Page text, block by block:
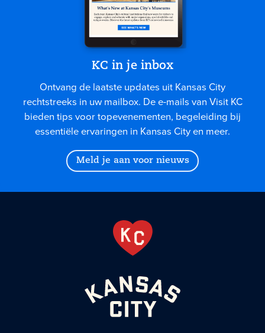
KC in je inbox
Ontvang de laatste updates uit Kansas City
rechtstreeks in uw mailbox. De e-mails van Visit KC
bieden tips voor topevenementen, begeleiding bij
essentiële ervaringen in Kansas City en meer.
Meld je aan voor nieuws